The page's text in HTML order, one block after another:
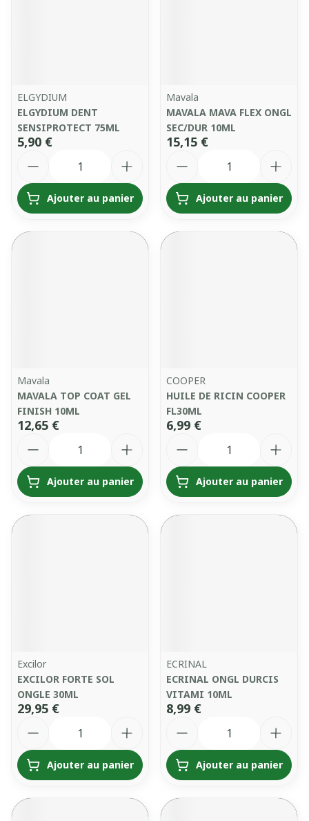
ELGYDIUM
ELGYDIUM DENT
SENSIPROTECT 75ML
5,90 €
Ajouter au panier
Mavala
MAVALA MAVA FLEX ONGL
SEC/DUR 10ML
15,15 €
Ajouter au panier
Mavala
MAVALA TOP COAT GEL
FINISH 10ML
12,65 €
Ajouter au panier
COOPER
HUILE DE RICIN COOPER
FL30ML
6,99 €
Ajouter au panier
Excilor
EXCILOR FORTE SOL
ONGLE 30ML
29,95 €
Ajouter au panier
ECRINAL
ECRINAL ONGL DURCIS
VITAMI 10ML
8,99 €
Ajouter au panier